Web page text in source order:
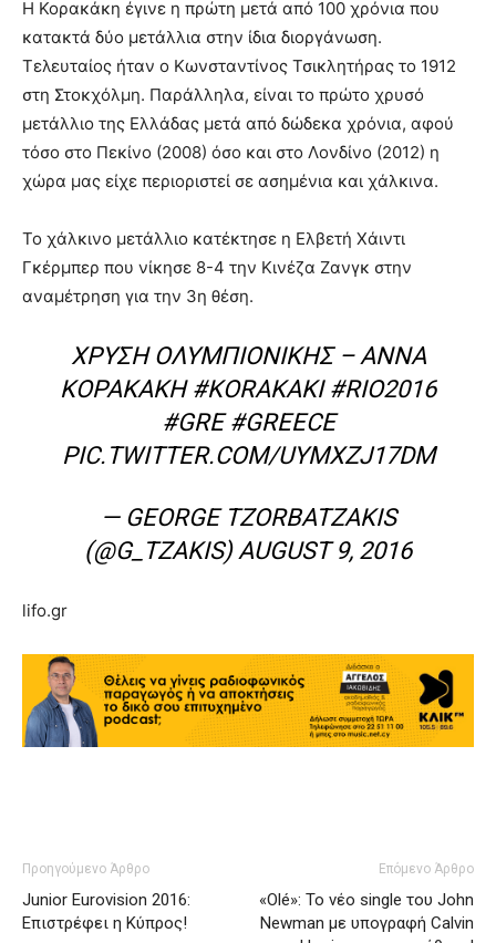
Η Κορακάκη έγινε η πρώτη μετά από 100 χρόνια που
κατακτά δύο μετάλλια στην ίδια διοργάνωση.
Τελευταίος ήταν ο Κωνσταντίνος Τσικλητήρας το 1912
στη Στοκχόλμη. Παράλληλα, είναι το πρώτο χρυσό
μετάλλιο της Ελλάδας μετά από δώδεκα χρόνια, αφού
τόσο στο Πεκίνο (2008) όσο και στο Λονδίνο (2012) η
χώρα μας είχε περιοριστεί σε ασημένια και χάλκινα.
Το χάλκινο μετάλλιο κατέκτησε η Ελβετή Χάιντι
Γκέρμπερ που νίκησε 8-4 την Κινέζα Ζανγκ στην
αναμέτρηση για την 3η θέση.
ΧΡΥΣΉ ΟΛΥΜΠΙΟΝΊΚΗΣ – ΆΝΝΑ
ΚΟΡΑΚΆΚΗ #KORAKAKI #RIO2016
#GRE #GREECE
PIC.TWITTER.COM/UYMXZJ17DM
— GEORGE TZORBATZAKIS
(@G_TZAKIS) AUGUST 9, 2016
lifo.gr
Προηγούμενο Άρθρο
Junior Eurovision 2016:
Επιστρέφει η Κύπρος!
Επόμενο Άρθρο
«Olé»: Το νέο single του John
Newman με υπογραφή Calvin